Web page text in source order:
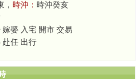
， 時沖： 時沖癸亥
娶 入宅 開市 交易
赴任 出行